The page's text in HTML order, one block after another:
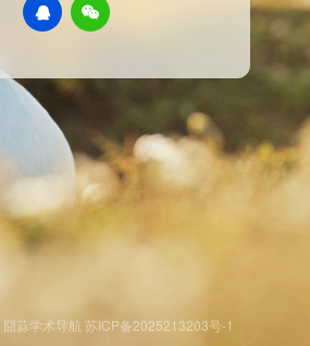
囧蒜学术导航 苏ICP备2025213203号-1